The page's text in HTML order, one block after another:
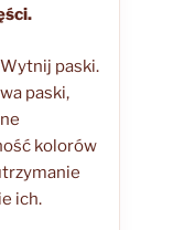
paski.
paski,
kolorów
ich.